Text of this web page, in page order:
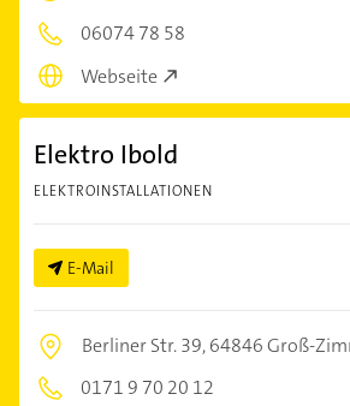
06074 78 58
Webseite
Elektro Ibold
ELEKTROINSTALLATIONEN
E-Mail
Berliner Str. 39,64846 Groß-
0171 9 70 20 12